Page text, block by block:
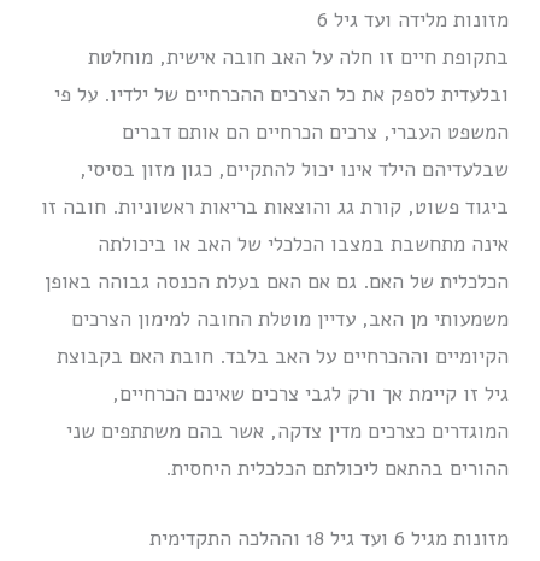
מזונות מלידה ועד גיל 6
בתקופת חיים זו חלה על האב חובה אישית, מוחלטת
ובלעדית לספק את כל הצרכים ההכרחיים של ילדיו. על פי
המשפט העברי, צרכים הכרחיים הם אותם דברים
שבלעדיהם הילד אינו יכול להתקיים, כגון מזון בסיסי,
ביגוד פשוט, קורת גג והוצאות בריאות ראשוניות. חובה זו
אינה מתחשבת במצבו הכלכלי של האב או ביכולתה
הכלכלית של האם. גם אם האם בעלת הכנסה גבוהה באופן
משמעותי מן האב, עדיין מוטלת החובה למימון הצרכים
הקיומיים וההכרחיים על האב בלבד. חובת האם בקבוצת
גיל זו קיימת אך ורק לגבי צרכים שאינם הכרחיים,
המוגדרים כצרכים מדין צדקה, אשר בהם משתתפים שני
ההורים בהתאם ליכולתם הכלכלית היחסית.
מזונות מגיל 6 ועד גיל 18 וההלכה התקדימית